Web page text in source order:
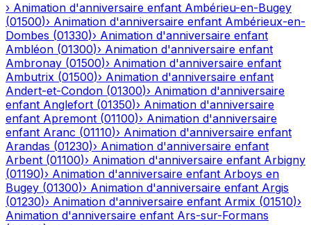
› Animation d'anniversaire enfant Ambérieu-en-Bugey
(01500)› Animation d'anniversaire enfant Ambérieux-en-
Dombes (01330)› Animation d'anniversaire enfant
Ambléon (01300)› Animation d'anniversaire enfant
Ambronay (01500)› Animation d'anniversaire enfant
Ambutrix (01500)› Animation d'anniversaire enfant
Andert-et-Condon (01300)› Animation d'anniversaire
enfant Anglefort (01350)› Animation d'anniversaire
enfant Apremont (01100)› Animation d'anniversaire
enfant Aranc (01110)› Animation d'anniversaire enfant
Arandas (01230)› Animation d'anniversaire enfant
Arbent (01100)› Animation d'anniversaire enfant Arbigny
(01190)› Animation d'anniversaire enfant Arboys en
Bugey (01300)› Animation d'anniversaire enfant Argis
(01230)› Animation d'anniversaire enfant Armix (01510)›
Animation d'anniversaire enfant Ars-sur-Formans